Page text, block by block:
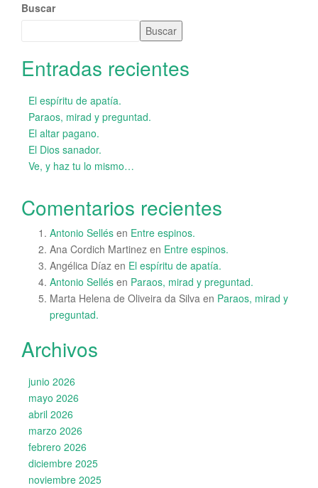
Buscar
Buscar
Entradas recientes
El espíritu de apatía.
Paraos, mirad y preguntad.
El altar pagano.
El Dios sanador.
Ve, y haz tu lo mismo…
Comentarios recientes
Antonio Sellés en Entre espinos.
Ana Cordich Martinez en Entre espinos.
Angélica Díaz en El espíritu de apatía.
Antonio Sellés en Paraos, mirad y preguntad.
Marta Helena de Oliveira da Silva en Paraos, mirad y
preguntad.
Archivos
junio 2026
mayo 2026
abril 2026
marzo 2026
febrero 2026
diciembre 2025
noviembre 2025